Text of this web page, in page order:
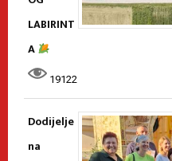
LABIRINT
A
19122
Dodijelje
na